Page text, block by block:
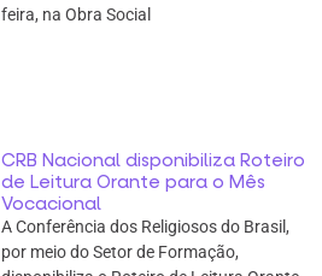
feira, na Obra Social
CRB Nacional disponibiliza Roteiro
de Leitura Orante para o Mês
Vocacional
A Conferência dos Religiosos do Brasil,
por meio do Setor de Formação,